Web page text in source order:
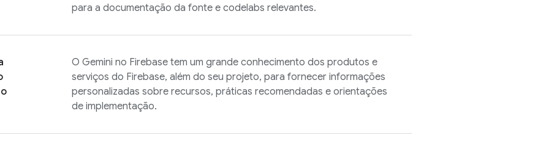
para a documentação da fonte e codelabs relevantes.
O Gemini no Firebase tem um grande conhecimento dos produtos e
serviços do Firebase, além do seu projeto, para fornecer informações
personalizadas sobre recursos, práticas recomendadas e orientações
de implementação.